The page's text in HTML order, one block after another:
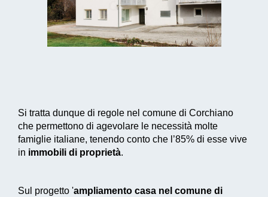
Si tratta dunque di regole nel comune di Corchiano
che permettono di agevolare le necessità molte
famiglie italiane, tenendo conto che l’85% di esse vive
in immobili di proprietà.
Sul progetto 'ampliamento casa nel comune di